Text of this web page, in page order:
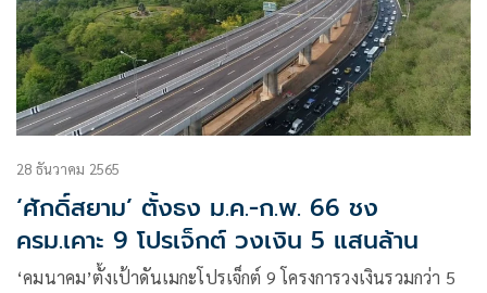
28 ธันวาคม 2565
‘ศักดิ์สยาม’ ตั้งธง ม.ค.-ก.พ. 66 ชง
ครม.เคาะ 9 โปรเจ็กต์ วงเงิน 5 แสนล้าน
‘คมนาคม’ตั้งเป้าดันเมกะโปรเจ็กต์ 9 โครงการวงเงินรวมกว่า 5